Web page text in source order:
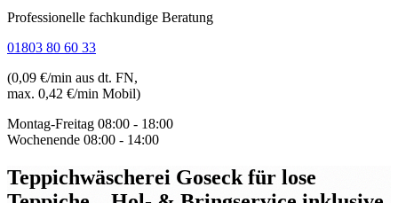
Professionelle fachkundige Beratung
01803 80 60 33
(0,09 €/min aus dt. FN,
max. 0,42 €/min Mobil)
Montag-Freitag 08:00 - 18:00
Wochenende 08:00 - 14:00
Teppichwäscherei Goseck für lose